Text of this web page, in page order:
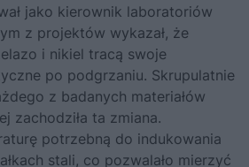
jako kierownik laboratoriów
z projektów wykazał, że
i nikiel tracą swoje
po podgrzaniu. Skrupulatnie
z badanych materiałów
zachodziła ta zmiana.
potrzebną do indukowania
stali, co pozwalało mierzyć